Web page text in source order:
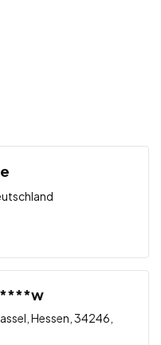
Hessen, 34246,